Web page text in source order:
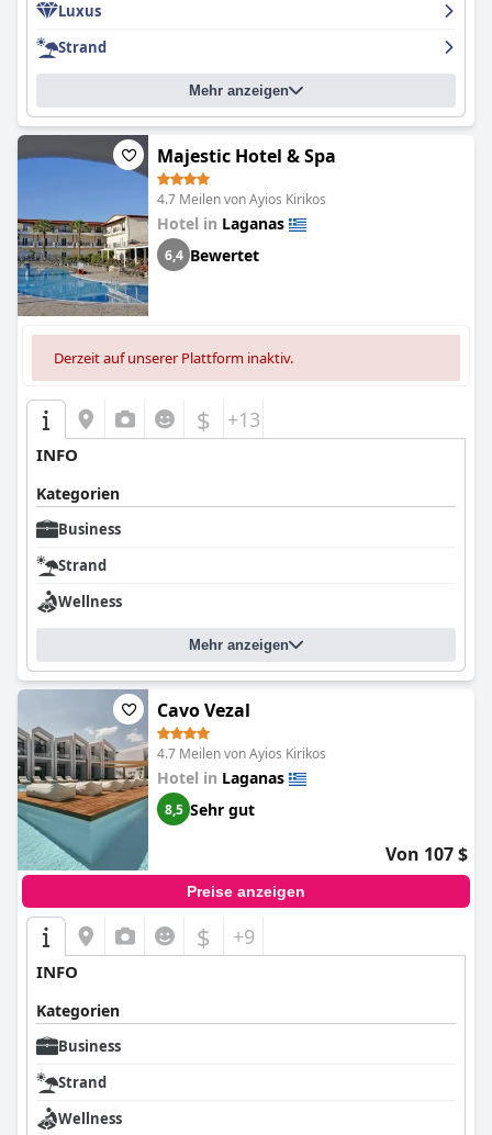
werden sie im Allgemeinen als zufriedenstellend und reichhaltig
empfunden. Das Hotel ist makellos sauber und wird täglich
gereinigt und die Handtücher werden ausgetauscht. Insgesamt
ist dasWhite Olive Elite Laganaseine gute Wahl für diejenigen,
die einen komfortablen und angenehmen Aufenthalt in Laganas
suchen.
Luxus
Strand
Mehr anzeigen
Majestic Hotel & Spa
4.7 Meilen von Ayios Kirikos
Hotel in Laganas
6,4 Bewertet
Derzeit auf unserer Plattform inaktiv.
$ +13
INFO
Kategorien
Business
Strand
Wellness
Mehr anzeigen
Cavo Vezal
4.7 Meilen von Ayios Kirikos
Hotel in Laganas
8,5 Sehr gut
Von 107 $
Preise anzeigen
$ +9
INFO
Kategorien
Business
Strand
Wellness